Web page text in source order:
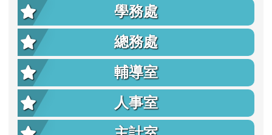
學務處
總務處
輔導室
人事室